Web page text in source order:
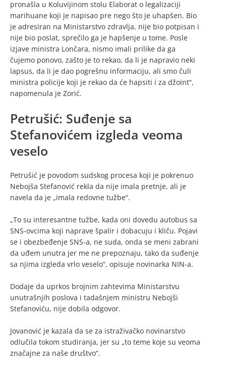
pronašla u Koluvijinom stolu Elaborat o legalizaciji
marihuane koji je napisao pre nego što je uhapšen. Bio
je adresiran na Ministarstvo zdravlja, nije bio potpisan i
nije bio poslat, sprečilo ga je hapšenje u tome. Posle
izjave ministra Lončara, nismo imali prilike da ga
čujemo ponovo, zašto je to rekao, da li je napravio neki
lapsus, da li je dao pogrešnu informaciju, ali smo čuli
ministra policije koji je rekao da će hapsiti i za džoint“,
napomenula je Zorić.
Petrušić: Suđenje sa
Stefanovićem izgleda veoma
veselo
Petrušić je povodom sudskog procesa koji je pokrenuo
Nebojša Stefanović rekla da nije imala pretnje, ali je
navela da je „imala redovne tužbe“.
„To su interesantne tužbe, kada oni dovedu autobus sa
SNS-ovcima koji naprave špalir i dobacuju i kliču. Pojavi
se i obezbeđenje SNS-a, ne suda, onda se meni zabrani
da uđem unutra jer me ne prepoznaju, tako da suđenje
sa njima izgleda vrlo veselo“, opisuje novinarka NIN-a.
Dodaje da uprkos brojnim zahtevima Ministarstvu
unutrašnjih poslova i tadašnjem ministru Nebojši
Stefanoviću, nije dobila odgovor.
Jovanović je kazala da se za istraživačko novinarstvo
odlučila tokom studiranja, jer su „to teme koje su veoma
značajne za naše društvo“.